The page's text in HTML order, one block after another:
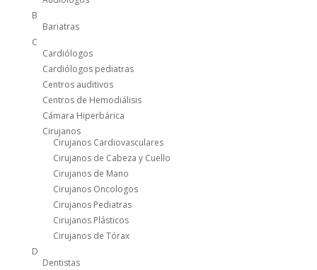
B
Bariatras
C
Cardiólogos
Cardiólogos pediatras
Centros auditivos
Centros de Hemodiálisis
Cámara Hiperbárica
Cirujanos
Cirujanos Cardiovasculares
Cirujanos de Cabeza y Cuello
Cirujanos de Mano
Cirujanos Oncologos
Cirujanos Pediatras
Cirujanos Plásticos
Cirujanos de Tórax
D
Dentistas